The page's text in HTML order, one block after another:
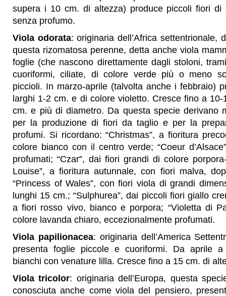
supera i 10 cm. di altezza) produce piccoli fiori di
senza profumo.
Viola odorata: originaria dell’Africa settentrionale,
questa rizomatosa perenne, detta anche viola
foglie (che nascono direttamente dagli stoloni,
cuoriformi, ciliate, di colore verde più o meno
piccioli. In marzo-aprile (talvolta anche i febbraio)
larghi 1-2 cm. e di colore violetto. Cresce fino a
cm. e più di diametro. Da questa specie derivano
per la produzione di fiori da taglio e per la
profumi. Si ricordano: “Christmas”, a fioritura
colore bianco con il centro verde; “Coeur
profumati; “Czar”, dai fiori grandi di colore
Louise”, a fioritura autunnale, con fiori malva,
“Princess of Wales”, con fiori viola di grandi
lunghi 15 cm.; “Sulphurea”, dai piccoli fiori giallo
a fiori rosso vivo, bianco e porpora; “Violetta di
colore lavanda chiaro, eccezionalmente profumati.
Viola papilionacea: originaria dell’America
presenta foglie piccole e cuoriformi. Da aprile
bianchi con venature lilla. Cresce fino a 15 cm. di
Viola tricolor: originaria dell’Europa, questa
conosciuta anche come viola del pensiero,